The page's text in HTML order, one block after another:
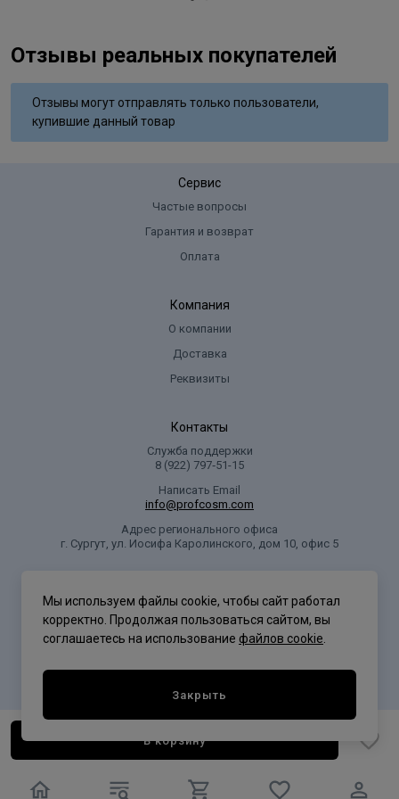
В корзину
Отзывы реальных покупателей
Отзывы могут отправлять только пользователи,
купившие данный товар
Сервис
Частые вопросы
Гарантия и возврат
Оплата
Компания
О компании
Доставка
Реквизиты
Контакты
Служба поддержки
8 (922) 797‑51-15
Написать Email
info@profcosm.com
Адрес регионального офиса
г. Сургут, ул. Иосифа Каролинского, дом 10, офис 5
Мы используем файлы cookie, чтобы сайт работал
корректно. Продолжая пользоваться сайтом, вы
соглашаетесь на использование файлов cookie
Закрыть